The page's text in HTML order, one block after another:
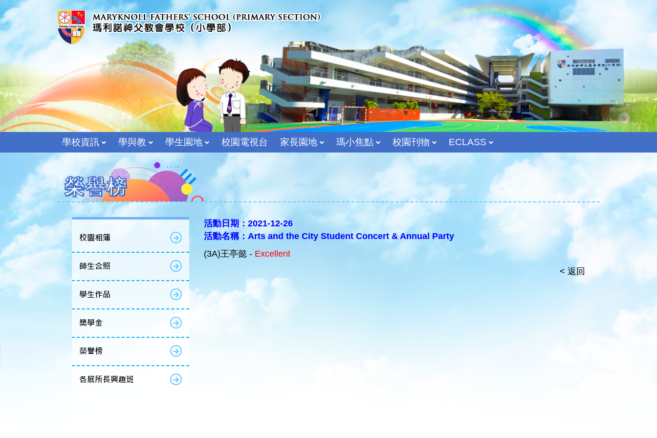
學校資訊 學與教 學生園地 校園電視台 家長園地 瑪小焦點 校園刊物 ECLASS
榮譽榜
校園相簿
師生合照
學生作品
獎學金
榮譽榜
各展所長興趣班
活動日期：2021-12-26
活動名稱：Arts and the City Student Concert & Annual Party
(3A)王亭懿 - Excellent
< 返回